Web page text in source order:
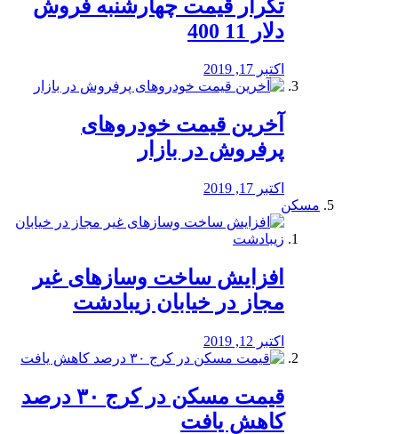
تکرار قیمت چهارشنبه فروش
دلار 11 400
اکتبر 17, 2019
آخرین قیمت خودرو‌های
پرفروش در بازار
اکتبر 17, 2019
مسکن
افزایش ساخت وسازهای غیر
مجاز در خیابان زیبادشت
اکتبر 12, 2019
️قیمت مسکن در کرج ۳۰ درصد
کاهش یافت